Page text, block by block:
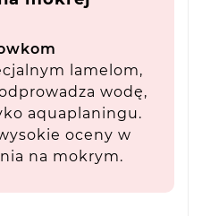
lamelom,
wodę,
aquaplaningu.
oceny w
na mokrym.